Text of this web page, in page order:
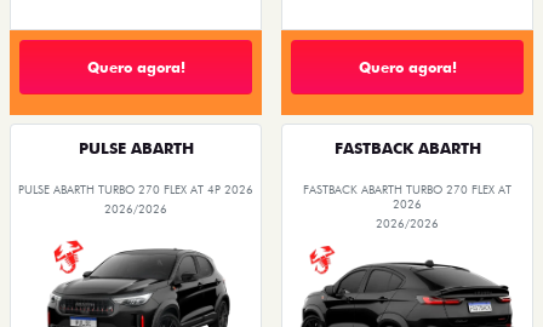
Quero agora! Quero agora!
PULSE ABARTH
PULSE ABARTH TURBO 270 FLEX AT 4P 2026
2026/2026
FASTBACK ABARTH
FASTBACK ABARTH TURBO 270 FLEX AT
2026
2026/2026